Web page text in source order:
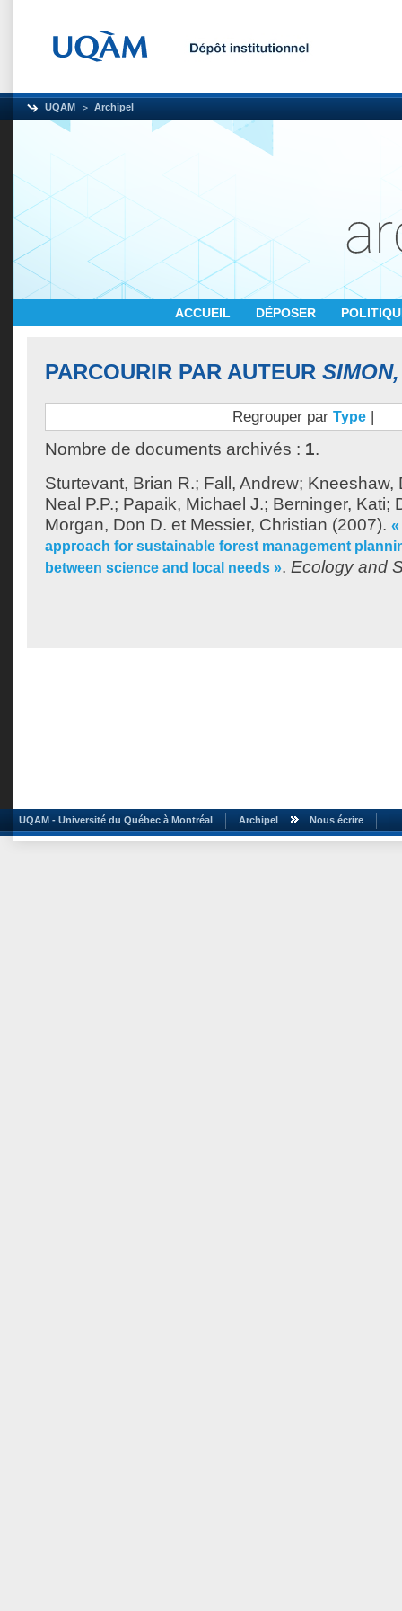
UQAM Archipel
ACCUEIL DÉPOSER
PARCOURIR PAR AUTEUR
Regrouper par Type |
Nombre de documents archivés : 1.
Sturtevant, Brian R.; Fall, Andrew; Kneeshaw,
Neal P.P.; Papaik, Michael J.; Berninger, Kati;
Morgan, Don D. et Messier, Christian (2007).
approach for sustainable forest management
between science and local needs ». Ecology and
UQAM - Université du Québec à Montréal Archipel Nous écrire